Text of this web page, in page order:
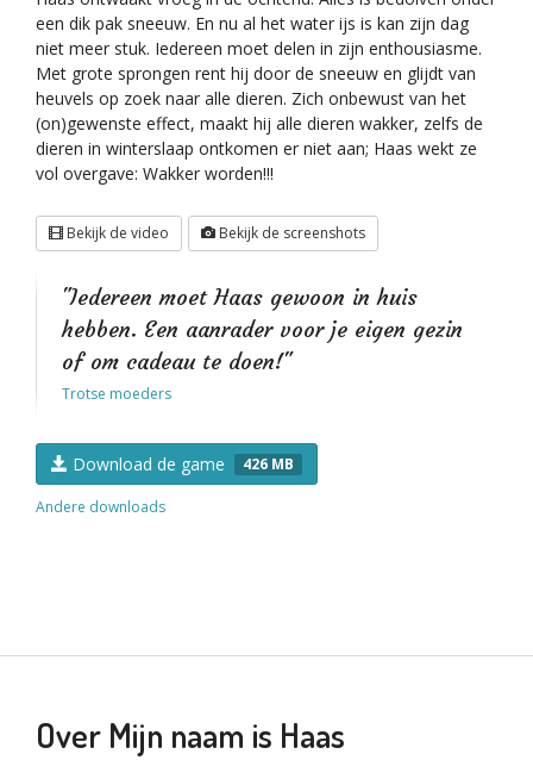
een dik pak sneeuw. En nu al het water ijs is kan zijn dag
niet meer stuk. Iedereen moet delen in zijn enthousiasme.
Met grote sprongen rent hij door de sneeuw en glijdt van
heuvels op zoek naar alle dieren. Zich onbewust van het
(on)gewenste effect, maakt hij alle dieren wakker, zelfs de
dieren in winterslaap ontkomen er niet aan; Haas wekt ze
vol overgave: Wakker worden!!!
Bekijk de video Bekijk de screenshots
"Iedereen moet Haas gewoon in huis
hebben. Een aanrader voor je eigen gezin
of om cadeau te doen!"
Trotse moeders
Download de game 426 MB
Andere downloads
Over Mijn naam is Haas